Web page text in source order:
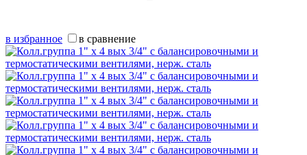
в избранное в сравнение